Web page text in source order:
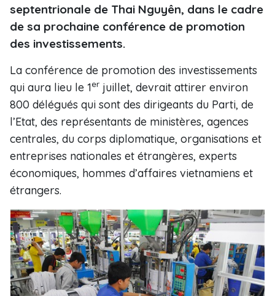
septentrionale de Thai Nguyên, dans le cadre
de sa prochaine conférence de promotion
des investissements.
La conférence de promotion des investissements
qui aura lieu le 1er juillet, devrait attirer environ
800 délégués qui sont des dirigeants du Parti, de
l’Etat, des représentants de ministères, agences
centrales, du corps diplomatique, organisations et
entreprises nationales et étrangères, experts
économiques, hommes d’affaires vietnamiens et
étrangers.